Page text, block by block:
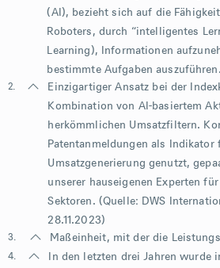
(AI), bezieht sich auf die
Roboters, durch “intelligentes
Learning), Informationen
bestimmte Aufgaben auszuführen.
2.
Einzigartiger Ansatz bei der
Kombination von AI-basiertem
herkömmlichen Umsatzfiltern.
Patentanmeldungen als
Umsatzgenerierung genutzt,
unserer hauseigenen Experten
Sektoren. (Quelle: DWS
28.11.2023)
3. Maßeinheit, mit der die
4.
In den letzten drei Jahren wurde